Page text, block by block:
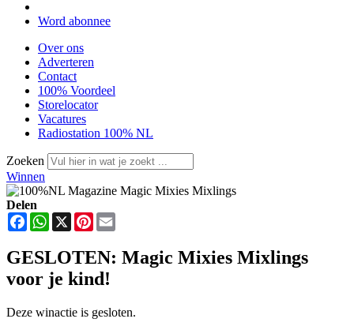
Word abonnee
Over ons
Adverteren
Contact
100% Voordeel
Storelocator
Vacatures
Radiostation 100% NL
Zoeken
Winnen
Delen
FacebookWhatsApp
X Pinterest
GESLOTEN: Magic Mixies Mixlings
voor je kind!
Deze winactie is gesloten.